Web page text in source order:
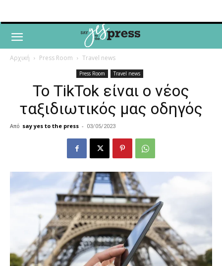
Αρχική Press Room Travel news
Press Room Travel news
Το TikTok είναι ο νέος
ταξιδιωτικός μας οδηγός
Από say yes to the press - 03/05/2023